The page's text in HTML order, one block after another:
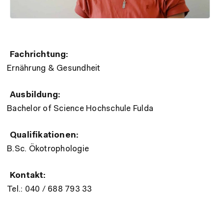
Fachrichtung:
Ernährung & Gesundheit
Ausbildung:
Bachelor of Science Hochschule Fulda
Qualifikationen:
B.Sc. Ökotrophologie
Kontakt:
Tel.: 040 / 688 793 33